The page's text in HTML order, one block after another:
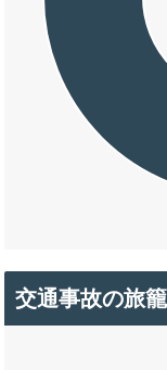
交通事故の旅